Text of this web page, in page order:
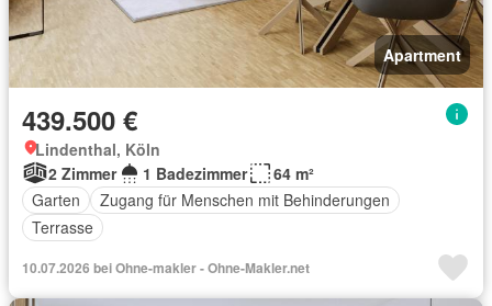
Apartment
439.500 €
Lindenthal, Köln
2 Zimmer
1 Badezimmer
64 m²
Garten
Zugang für Menschen mit Behinderungen
Terrasse
10.07.2026 bei Ohne-makler - Ohne-Makler.net